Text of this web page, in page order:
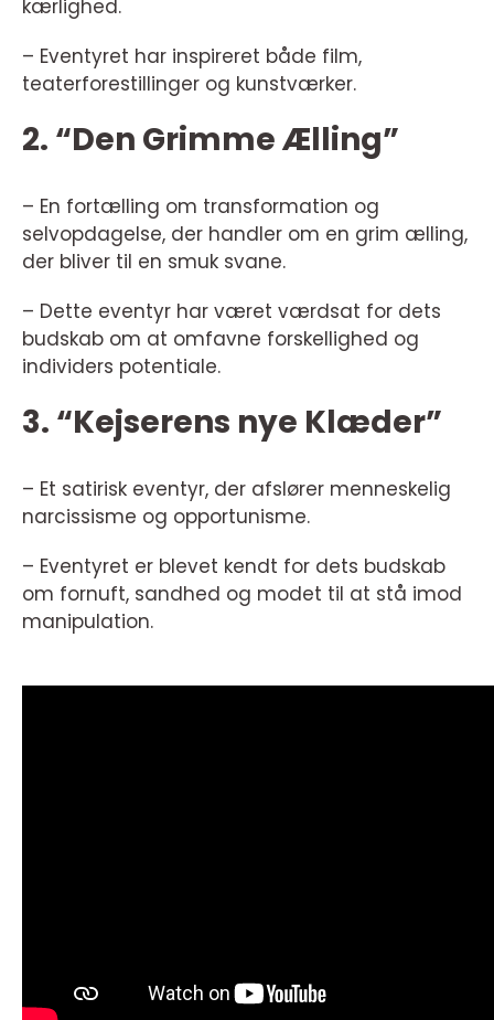
kærlighed.
– Eventyret har inspireret både film,
teaterforestillinger og kunstværker.
2. “Den Grimme Ælling”
– En fortælling om transformation og
selvopdagelse, der handler om en grim ælling,
der bliver til en smuk svane.
– Dette eventyr har været værdsat for dets
budskab om at omfavne forskellighed og
individers potentiale.
3. “Kejserens nye Klæder”
– Et satirisk eventyr, der afslører menneskelig
narcissisme og opportunisme.
– Eventyret er blevet kendt for dets budskab
om fornuft, sandhed og modet til at stå imod
manipulation.